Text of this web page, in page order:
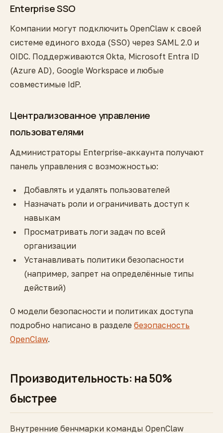
Enterprise SSO
Компании могут подключить OpenClaw к своей
системе единого входа (SSO) через SAML 2.0 и
OIDC. Поддерживаются Okta, Microsoft Entra ID
(Azure AD), Google Workspace и любые
совместимые IdP.
Централизованное управление
пользователями
Администраторы Enterprise-аккаунта получают
панель управления с возможностью:
Добавлять и удалять пользователей
Назначать роли и ограничивать доступ к
навыкам
Просматривать логи задач по всей
организации
Устанавливать политики безопасности
(например, запрет на определённые типы
действий)
О модели безопасности и политиках доступа
подробно написано в разделе безопасность
OpenClaw.
Производительность: на 50%
быстрее
Внутренние бенчмарки команды OpenClaw